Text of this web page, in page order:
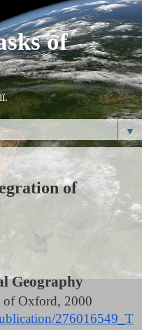
of
▼
of
Geography
of Oxford, 2000
276016549_T